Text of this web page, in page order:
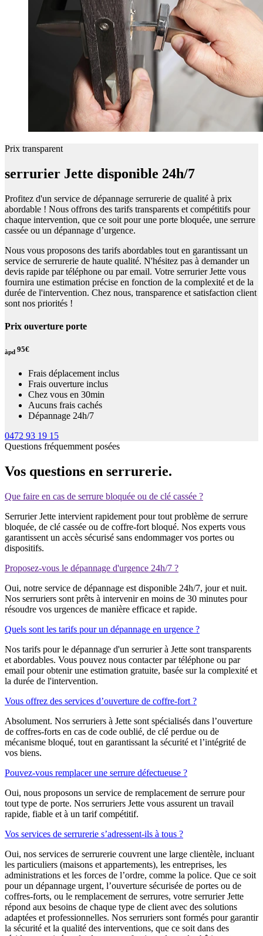
Prix transparent
serrurier Jette disponible 24h/7
Profitez d'un service de dépannage serrurerie de qualité à prix
abordable ! Nous offrons des tarifs transparents et compétitifs pour
chaque intervention, que ce soit pour une porte bloquée, une serrure
cassée ou un dépannage d’urgence.
Nous vous proposons des tarifs abordables tout en garantissant un
service de serrurerie de haute qualité. N'hésitez pas à demander un
devis rapide par téléphone ou par email. Votre serrurier Jette vous
fournira une estimation précise en fonction de la complexité et de la
durée de l'intervention. Chez nous, transparence et satisfaction client
sont nos priorités !
Prix ouverture porte
àpd 95€
Frais déplacement inclus
Frais ouverture inclus
Chez vous en 30min
Aucuns frais cachés
Dépannage 24h/7
0472 93 19 15
Questions fréquemment posées
Vos questions en serrurerie.
Que faire en cas de serrure bloquée ou de clé cassée ?
Serrurier Jette intervient rapidement pour tout problème de serrure
bloquée, de clé cassée ou de coffre-fort bloqué. Nos experts vous
garantissent un accès sécurisé sans endommager vos portes ou
dispositifs.
Proposez-vous le dépannage d'urgence 24h/7 ?
Oui, notre service de dépannage est disponible 24h/7, jour et nuit.
Nos serruriers sont prêts à intervenir en moins de 30 minutes pour
résoudre vos urgences de manière efficace et rapide.
Quels sont les tarifs pour un dépannage en urgence ?
Nos tarifs pour le dépannage d'un serrurier à Jette sont transparents
et abordables. Vous pouvez nous contacter par téléphone ou par
email pour obtenir une estimation gratuite, basée sur la complexité et
la durée de l'intervention.
Vous offrez des services d’ouverture de coffre-fort ?
Absolument. Nos serruriers à Jette sont spécialisés dans l’ouverture
de coffres-forts en cas de code oublié, de clé perdue ou de
mécanisme bloqué, tout en garantissant la sécurité et l’intégrité de
vos biens.
Pouvez-vous remplacer une serrure défectueuse ?
Oui, nous proposons un service de remplacement de serrure pour
tout type de porte. Nos serruriers Jette vous assurent un travail
rapide, fiable et à un tarif compétitif.
Vos services de serrurerie s’adressent-ils à tous ?
Oui, nos services de serrurerie couvrent une large clientèle, incluant
les particuliers (maisons et appartements), les entreprises, les
administrations et les forces de l’ordre, comme la police. Que ce soit
pour un dépannage urgent, l’ouverture sécurisée de portes ou de
coffres-forts, ou le remplacement de serrures, votre serrurier Jette
répond aux besoins de chaque type de client avec des solutions
adaptées et professionnelles. Nos serruriers sont formés pour garantir
la sécurité et la qualité des interventions, que ce soit dans des